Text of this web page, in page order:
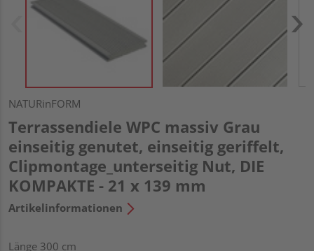
NATURinFORM
Terrassendiele WPC massiv Grau
einseitig genutet, einseitig geriffelt,
Clipmontage_unterseitig Nut, DIE
KOMPAKTE - 21 x 139 mm
Artikelinformationen
Länge 300 cm